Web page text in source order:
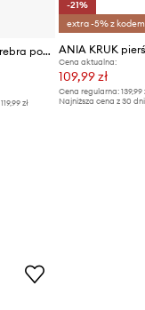
ANIA KRUK pierścionek ze srebra pokrytego złotem Oval
119,99 zł
-21%
extra -5% z
Cena aktualna:
109,99 zł
Cena regularna: 139,99
Najniższa cena z 30